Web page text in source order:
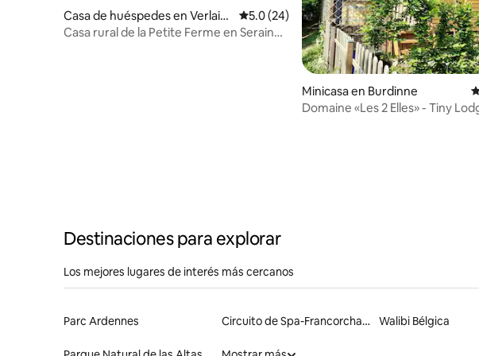
Casa de huéspedes en Verlain
e
Calificación promedio: 5.0 de 5, 24 reseñas
5.0 (24)
Casa rural de la Petite Ferme en Seraing-
Minicasa en Burdinne
Domaine «Les 2 Elles» - Tiny
Destinaciones para explorar
Los mejores lugares de interés más cercanos
Parc Ardennes Circuito de Spa-Francorchamps Walibi Bélgica